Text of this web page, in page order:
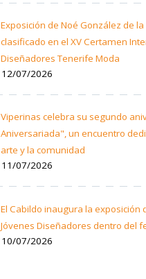
Exposición de Noé González de
clasificado en el XV Certamen
Diseñadores Tenerife Moda
12/07/2026
Viperinas celebra su segundo
Aniversariada", un encuentro
arte y la comunidad
11/07/2026
El Cabildo inaugura la exposición
Jóvenes Diseñadores dentro del
10/07/2026